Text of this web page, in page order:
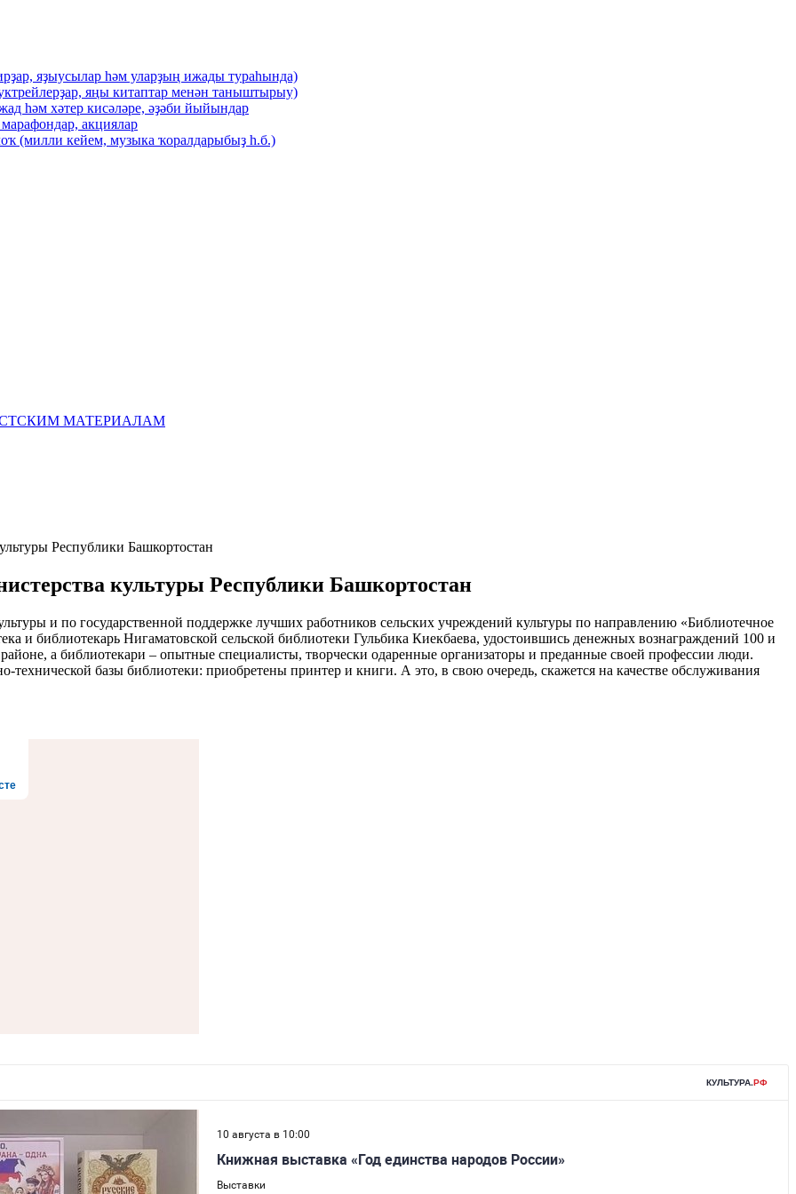
яҙыусылар һәм уларҙың ижады тураһында)
яңы китаптар менән таныштырыу)
һәм хәтер кисәләре, әҙәби йыйындар
акциялар
(милли кейем, музыка ҡоралдарыбыҙ һ.б.)
МАТЕРИАЛАМ
Республики Башкортостан
культуры Республики Башкортостан
и по государственной поддержке лучших работников сельских учреждений культуры по направлению «Библиотечное
и библиотекарь Нигаматовской сельской библиотеки Гульбика Киекбаева, удостоившись денежных вознаграждений 100 и
а библиотекари – опытные специалисты, творчески одаренные организаторы и преданные своей профессии люди.
базы библиотеки: приобретены принтер и книги. А это, в свою очередь, скажется на качестве обслуживания